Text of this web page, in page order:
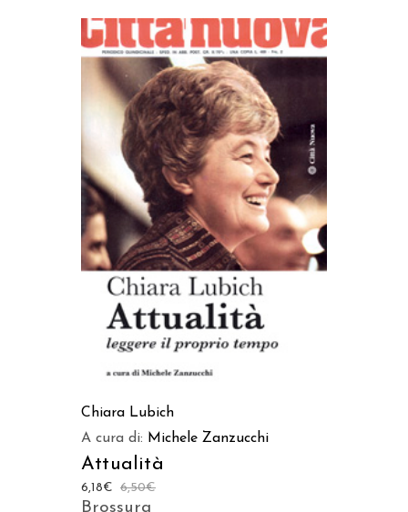
AGGIUNGI AL CARRELLO
Chiara Lubich
A cura di: Michele Zanzucchi
Attualità
6,50€
6,18€
Brossura